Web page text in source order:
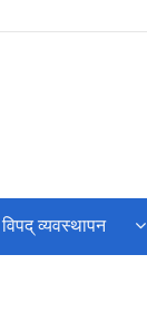
विपद् व्यवस्थापन